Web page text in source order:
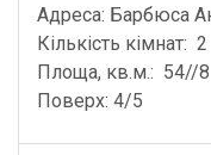
Адреса: Барбюса
Кількість кімнат: 2
Площа, кв.м.: 54//8
Поверх: 4/5